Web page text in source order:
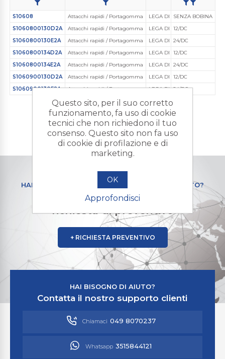
S10608 Attacchi rapidi / Portagomma LEGA DI LEGA DI ALLUMINIO
SENZA BOBINA
S1060800130D2A
Attacchi rapidi / Portagomma LEGA DI LEGA DI ALLUMINIO
12/DC
S1060800130E2A
Attacchi rapidi / Portagomma LEGA DI LEGA DI ALLUMINIO
24/DC
S1060800134D2A
Attacchi rapidi / Portagomma LEGA DI LEGA DI ALLUMINIO
12/DC
S1060800134E2A
Attacchi rapidi / Portagomma LEGA DI LEGA DI ALLUMINIO
24/DC
S1060900130D2A
Attacchi rapidi / Portagomma LEGA DI LEGA DI ALLUMINIO
12/DC
S1060900130E2A
Attacchi rapidi / Portagomma LEGA DI LEGA DI ALLUMINIO
24/DC
HAI BISOGNO DI UN PRODOTTO PERSONALIZZATO?
Contattaci e mandaci la tua
richiesta di preventivo
+ RICHIESTA PREVENTIVO
HAI BISOGNO DI AIUTO?
Contatta il nostro supporto clienti
Chiamaci 049 8070237
Whatsapp 3515844121
Questo sito, per il suo corretto
funzionamento, fa uso di cookie
tecnici che non richiedono il tuo
consenso. Questo sito non fa uso
di cookie di profilazione e di
marketing.
OK
Approfondisci